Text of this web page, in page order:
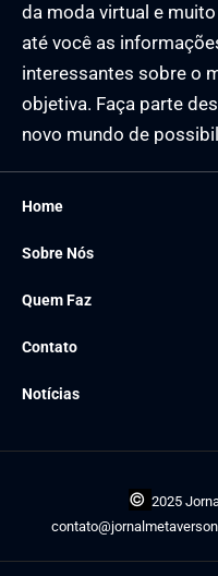
da moda virtual e
até você as
interessantes sobre o
objetiva. Faça parte
novo mundo de
Home
Sobre Nós
Quem Faz
Contato
Notícias
© 2025